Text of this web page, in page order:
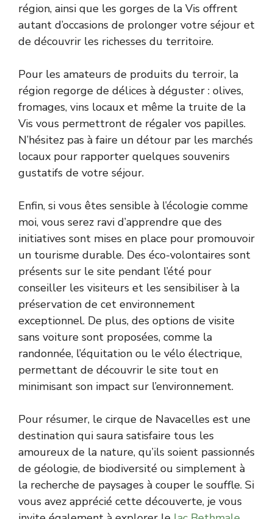
région, ainsi que les gorges de la Vis offrent
autant d’occasions de prolonger votre séjour et
de découvrir les richesses du territoire.
Pour les amateurs de produits du terroir, la
région regorge de délices à déguster : olives,
fromages, vins locaux et même la truite de la
Vis vous permettront de régaler vos papilles.
N’hésitez pas à faire un détour par les marchés
locaux pour rapporter quelques souvenirs
gustatifs de votre séjour.
Enfin, si vous êtes sensible à l’écologie comme
moi, vous serez ravi d’apprendre que des
initiatives sont mises en place pour promouvoir
un tourisme durable. Des éco-volontaires sont
présents sur le site pendant l’été pour
conseiller les visiteurs et les sensibiliser à la
préservation de cet environnement
exceptionnel. De plus, des options de visite
sans voiture sont proposées, comme la
randonnée, l’équitation ou le vélo électrique,
permettant de découvrir le site tout en
minimisant son impact sur l’environnement.
Pour résumer, le cirque de Navacelles est une
destination qui saura satisfaire tous les
amoureux de la nature, qu’ils soient passionnés
de géologie, de biodiversité ou simplement à
la recherche de paysages à couper le souffle. Si
vous avez apprécié cette découverte, je vous